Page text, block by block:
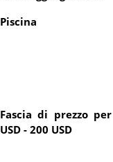
Piscina
Fascia di prezzo
USD - 200 USD